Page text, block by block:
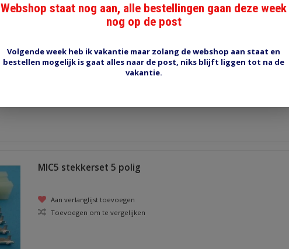
Aan verlanglijst toevoegen
MIC5 stekkerset 5 polig
Aan verlanglijst toevoegen
Toevoegen om te vergelijken
Webshop staat nog aan, alle bestellingen gaan deze week
nog op de post
Volgende week heb ik vakantie maar zolang de webshop aan staat en
bestellen mogelijk is gaat alles naar de post, niks blijft liggen tot na de
vakantie.